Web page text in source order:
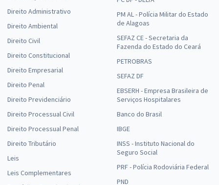
Direito Administrativo
Direito Ambiental
Direito Civil
Direito Constitucional
Direito Empresarial
Direito Penal
Direito Previdenciário
Direito Processual Civil
Direito Processual Penal
Direito Tributário
Leis
Leis Complementares
PM AL - Polícia Militar do Estado
de Alagoas
SEFAZ CE - Secretaria da
Fazenda do Estado do Ceará
PETROBRAS
SEFAZ DF
EBSERH - Empresa Brasileira de
Serviços Hospitalares
Banco do Brasil
IBGE
INSS - Instituto Nacional do
Seguro Social
PRF - Polícia Rodoviária Federal
PND